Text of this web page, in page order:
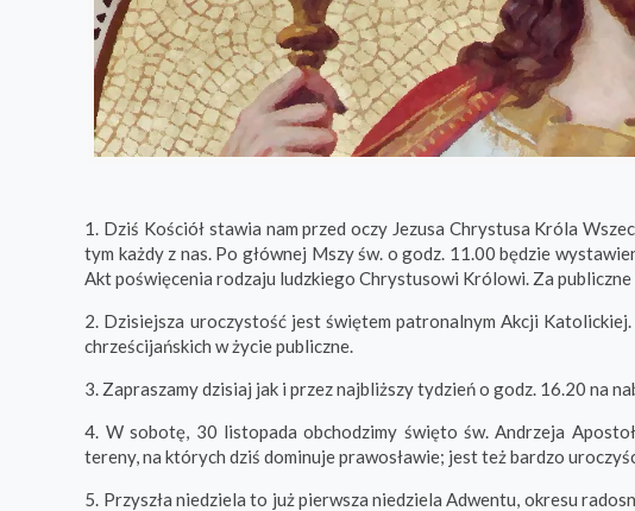
1. Dziś Kościół stawia nam przed oczy Jezusa Chrystusa Króla
tym każdy z nas. Po głównej Mszy św. o godz. 11.00 będzie
Akt poświęcenia rodzaju ludzkiego Chrystusowi Królowi. Za
2. Dzisiejsza uroczystość jest świętem patronalnym Akcji
chrześcijańskich w życie publiczne.
3. Zapraszamy dzisiaj jak i przez najbliższy tydzień o godz. 16.20 na
4. W sobotę, 30 listopada obchodzimy święto św. Andrzeja
tereny, na których dziś dominuje prawosławie; jest też bardzo
5. Przyszła niedziela to już pierwsza niedziela Adwentu, okresu